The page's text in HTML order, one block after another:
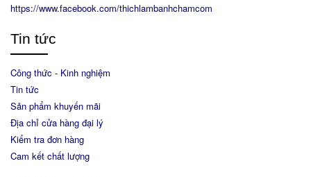
https://www.facebook.com/thichlambanhchamcom
Tin tức
Công thức - Kinh nghiệm
Tin tức
Sản phẩm khuyến mãi
Địa chỉ cửa hàng đại lý
Kiểm tra đơn hàng
Cam kết chất lượng